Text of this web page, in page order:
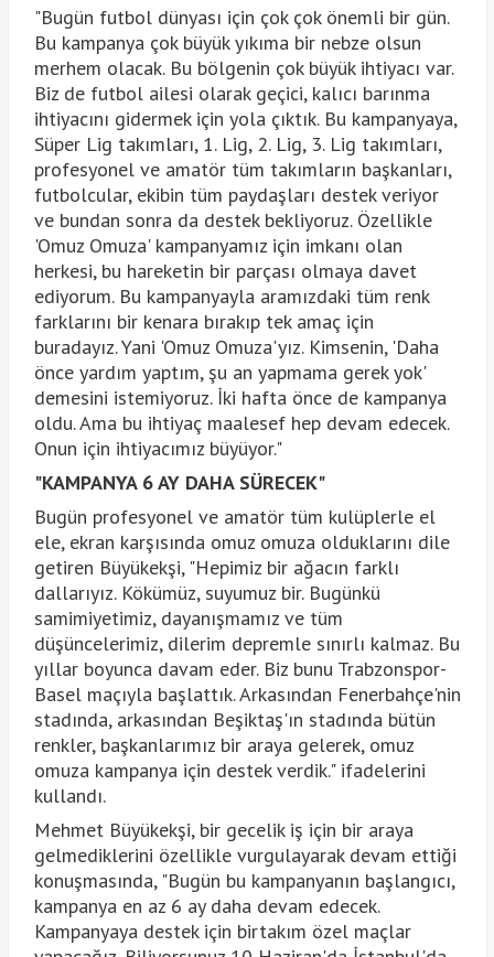
"Bugün futbol dünyası için çok çok önemli bir gün.
Bu kampanya çok büyük yıkıma bir nebze olsun
merhem olacak. Bu bölgenin çok büyük ihtiyacı var.
Biz de futbol ailesi olarak geçici, kalıcı barınma
ihtiyacını gidermek için yola çıktık. Bu kampanyaya,
Süper Lig takımları, 1. Lig, 2. Lig, 3. Lig takımları,
profesyonel ve amatör tüm takımların başkanları,
futbolcular, ekibin tüm paydaşları destek veriyor
ve bundan sonra da destek bekliyoruz. Özellikle
'Omuz Omuza' kampanyamız için imkanı olan
herkesi, bu hareketin bir parçası olmaya davet
ediyorum. Bu kampanyayla aramızdaki tüm renk
farklarını bir kenara bırakıp tek amaç için
buradayız. Yani 'Omuz Omuza'yız. Kimsenin, 'Daha
önce yardım yaptım, şu an yapmama gerek yok'
demesini istemiyoruz. İki hafta önce de kampanya
oldu. Ama bu ihtiyaç maalesef hep devam edecek.
Onun için ihtiyacımız büyüyor."
"KAMPANYA 6 AY DAHA SÜRECEK"
Bugün profesyonel ve amatör tüm kulüplerle el
ele, ekran karşısında omuz omuza olduklarını dile
getiren Büyükekşi, "Hepimiz bir ağacın farklı
dallarıyız. Kökümüz, suyumuz bir. Bugünkü
samimiyetimiz, dayanışmamız ve tüm
düşüncelerimiz, dilerim depremle sınırlı kalmaz. Bu
yıllar boyunca davam eder. Biz bunu Trabzonspor-
Basel maçıyla başlattık. Arkasından Fenerbahçe'nin
stadında, arkasından Beşiktaş'ın stadında bütün
renkler, başkanlarımız bir araya gelerek, omuz
omuza kampanya için destek verdik." ifadelerini
kullandı.
Mehmet Büyükekşi, bir gecelik iş için bir araya
gelmediklerini özellikle vurgulayarak devam ettiği
konuşmasında, "Bugün bu kampanyanın başlangıcı,
kampanya en az 6 ay daha devam edecek.
Kampanyaya destek için birtakım özel maçlar